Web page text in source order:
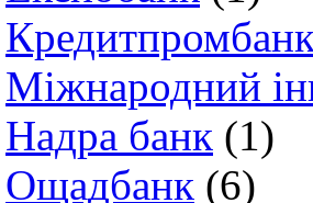
Міжнародний
Надра банк (1)
Ощадбанк (6)